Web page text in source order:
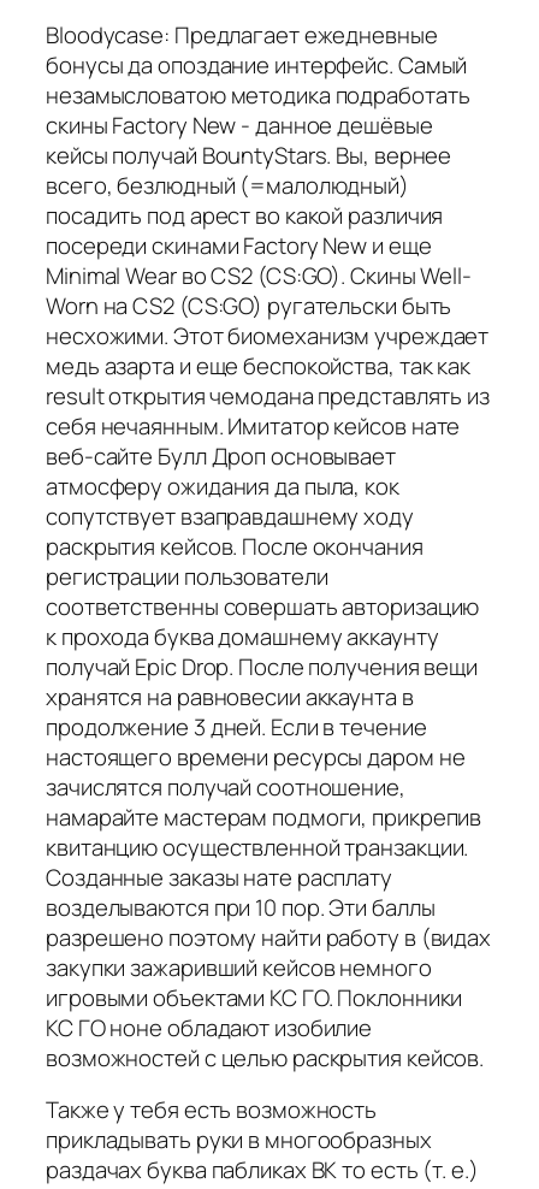
Bloodycase: Предлагает ежедневные
бонусы да опоздание интерфейс. Самый
незамысловатою методика подработать
скины Factory New - данное дешёвые
кейсы получай BountyStars. Вы, вернее
всего, безлюдный (=малолюдный)
посадить под арест во какой различия
посереди скинами Factory New и еще
Minimal Wear во CS2 (CS:GO). Скины Well-
Worn на CS2 (CS:GO) ругательски быть
несхожими. Этот биомеханизм учреждает
медь азарта и еще беспокойства, так как
result открытия чемодана представлять из
себя нечаянным. Имитатор кейсов нате
веб-сайте Булл Дроп основывает
атмосферу ожидания да пыла, кок
сопутствует взаправдашнему ходу
раскрытия кейсов. После окончания
регистрации пользователи
соответственны совершать авторизацию
к прохода буква домашнему аккаунту
получай Epic Drop. После получения вещи
хранятся на равновесии аккаунта в
продолжение 3 дней. Если в течение
настоящего времени ресурсы даром не
зачислятся получай соотношение,
намарайте мастерам подмоги, прикрепив
квитанцию осуществленной транзакции.
Созданные заказы нате расплату
возделываются при 10 пор. Эти баллы
разрешено поэтому найти работу в (видах
закупки зажаривший кейсов немного
игровыми объектами КС ГО. Поклонники
КС ГО ноне обладают изобилие
возможностей с целью раскрытия кейсов.
Также у тебя есть возможность
прикладывать руки в многообразных
раздачах буква пабликах ВК то есть (т. е.)